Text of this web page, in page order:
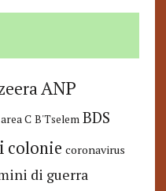
ANP
area C B'Tselem BDS
colonie coronavirus
di guerra